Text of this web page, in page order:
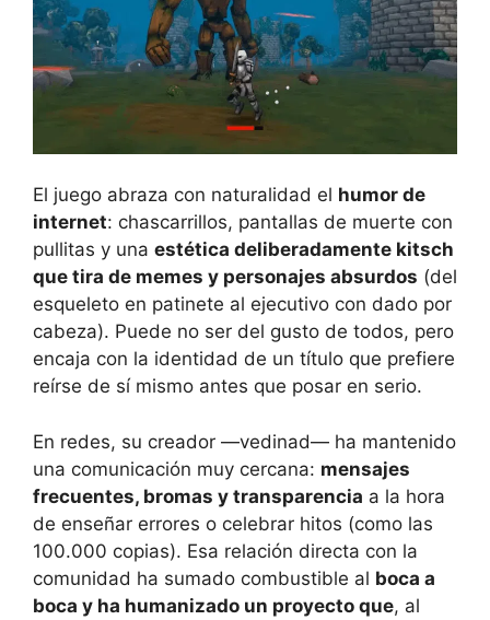
El juego abraza con naturalidad el humor de
internet: chascarrillos, pantallas de muerte con
pullitas y una estética deliberadamente kitsch
que tira de memes y personajes absurdos (del
esqueleto en patinete al ejecutivo con dado por
cabeza). Puede no ser del gusto de todos, pero
encaja con la identidad de un título que prefiere
reírse de sí mismo antes que posar en serio.
En redes, su creador —vedinad— ha mantenido
una comunicación muy cercana: mensajes
frecuentes, bromas y transparencia a la hora
de enseñar errores o celebrar hitos (como las
100.000 copias). Esa relación directa con la
comunidad ha sumado combustible al boca a
boca y ha humanizado un proyecto que, al